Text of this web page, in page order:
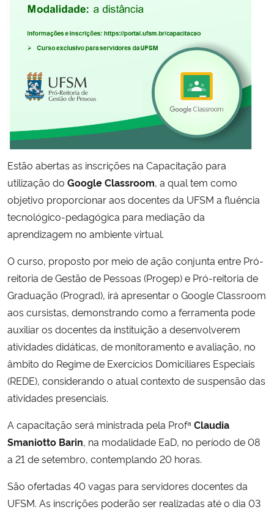
Secretaria de Governo
Gabinete de Segurança Institucional
Banco Central do Brasil
Planalto
Estão abertas as inscrições na Capacitação para
utilização do Google Classroom, a qual tem como
objetivo proporcionar aos docentes da UFSM a fluência
tecnológico-pedagógica para mediação da
aprendizagem no ambiente virtual.
O curso, proposto por meio de ação conjunta entre Pró-
reitoria de Gestão de Pessoas (Progep) e Pró-reitoria de
Graduação (Prograd), irá apresentar o Google Classroom
aos cursistas, demonstrando como a ferramenta pode
auxiliar os docentes da instituição a desenvolverem
atividades didáticas, de monitoramento e avaliação, no
âmbito do Regime de Exercícios Domiciliares Especiais
(REDE), considerando o atual contexto de suspensão das
atividades presenciais.
A capacitação será ministrada pela Profª Claudia
Smaniotto Barin, na modalidade EaD, no período de 08
a 21 de setembro, contemplando 20 horas.
São ofertadas 40 vagas para servidores docentes da
UFSM. As inscrições poderão ser realizadas até o dia 03